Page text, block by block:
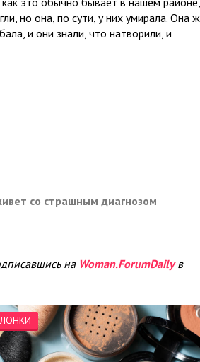
но она, по сути, у них умирала. Она
и они знали, что натворили, и
со страшным диагнозом
на Woman.ForumDailyв